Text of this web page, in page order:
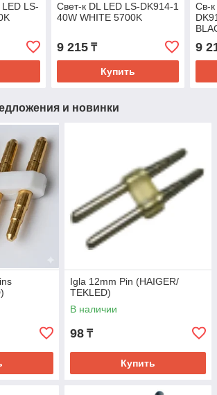
LS-
Свет-к DL LED LS-DK914-1
40W WHITE 5700K
9 215₸
Купить
Св-
9
и новинки
Igla 12mm Pin (HAIGER/
TEKLED)
В наличии
98 ₸
Купить